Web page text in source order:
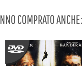
COMPRATO ANCHE: